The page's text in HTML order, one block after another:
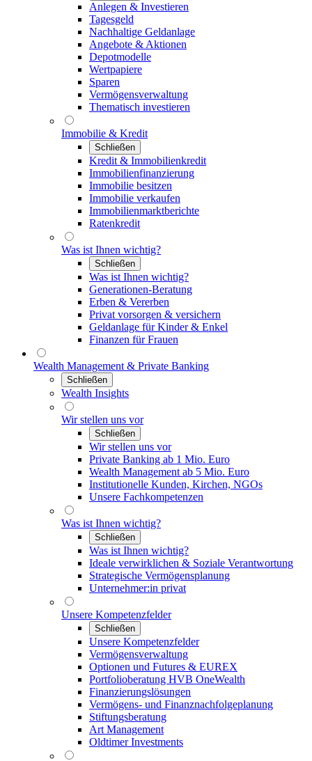
Anlegen & Investieren
Tagesgeld
Nachhaltige Geldanlage
Angebote & Aktionen
Depotmodelle
Wertpapiere
Sparen
Vermögensverwaltung
Thematisch investieren
Immobilie & Kredit
Schließen
Kredit & Immobilienkredit
Immobilienfinanzierung
Immobilie besitzen
Immobilie verkaufen
Immobilienmarktberichte
Ratenkredit
Was ist Ihnen wichtig?
Schließen
Was ist Ihnen wichtig?
Generationen-Beratung
Erben & Vererben
Privat vorsorgen & versichern
Geldanlage für Kinder & Enkel
Finanzen für Frauen
Wealth Management & Private Banking
Schließen
Wealth Insights
Wir stellen uns vor
Schließen
Wir stellen uns vor
Private Banking ab 1 Mio. Euro
Wealth Management ab 5 Mio. Euro
Institutionelle Kunden, Kirchen, NGOs
Unsere Fachkompetenzen
Was ist Ihnen wichtig?
Schließen
Was ist Ihnen wichtig?
Ideale verwirklichen & Soziale Verantwortung
Strategische Vermögensplanung
Unternehmer:in privat
Unsere Kompetenzfelder
Schließen
Unsere Kompetenzfelder
Vermögensverwaltung
Optionen und Futures & EUREX
Portfolioberatung HVB OneWealth
Finanzierungslösungen
Vermögens- und Finanznachfolgeplanung
Stiftungsberatung
Art Management
Oldtimer Investments